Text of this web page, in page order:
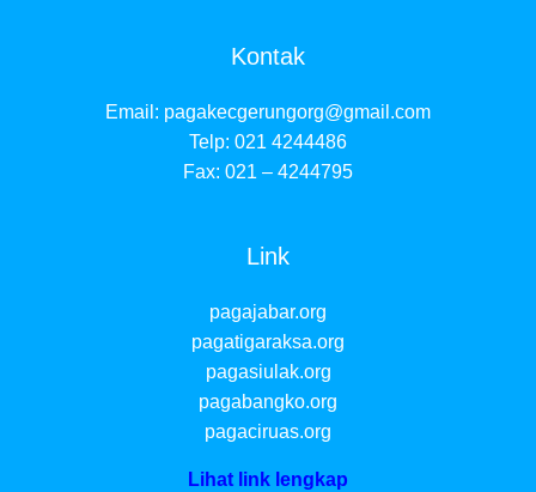
Kontak
Email: pagakecgerungorg@gmail.com
Telp: 021 4244486
Fax: 021 – 4244795
Link
pagajabar.org
pagatigaraksa.org
pagasiulak.org
pagabangko.org
pagaciruas.org
Lihat link lengkap